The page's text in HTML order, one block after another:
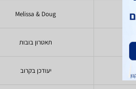
Melissa & Doug
תאטרון בובות
יעודכן בקרוב